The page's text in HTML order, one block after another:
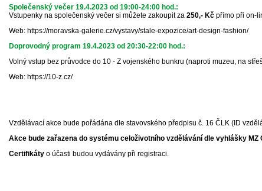
Společenský večer 19.4.2023 od 19:00-24:00 hod.:
Vstupenky na společenský večer si můžete zakoupit za 250,- Kč přímo při on-
Web: https://moravska-galerie.cz/vystavy/stale-expozice/art-design-fashion/
Doprovodný program 19.4.2023 od 20:30-22:00 hod.:
Volný vstup bez průvodce do 10 - Z vojenského bunkru (naproti muzeu, na
Web: https://10-z.cz/
Vzdělávací akce bude pořádána dle stavovského předpisu č. 16 ČLK (ID
Akce bude zařazena do systému celoživotního vzdělávání dle vyhlášky MZ
Certifikáty o účasti budou vydávány při registraci.